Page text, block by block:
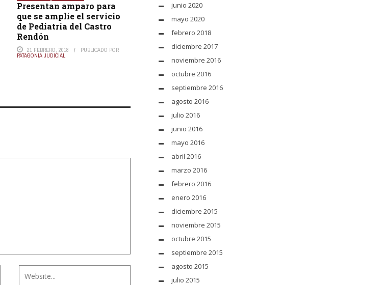
Presentan amparo para
que se amplíe el servicio
de Pediatría del Castro
Rendón
21 FEBRERO, 2018 PUBLICADO POR
PATAGONIA JUDICIAL
junio 2020
mayo 2020
febrero 2018
diciembre 2017
noviembre 2016
octubre 2016
septiembre 2016
agosto 2016
julio 2016
junio 2016
mayo 2016
abril 2016
marzo 2016
febrero 2016
enero 2016
diciembre 2015
noviembre 2015
octubre 2015
septiembre 2015
agosto 2015
julio 2015